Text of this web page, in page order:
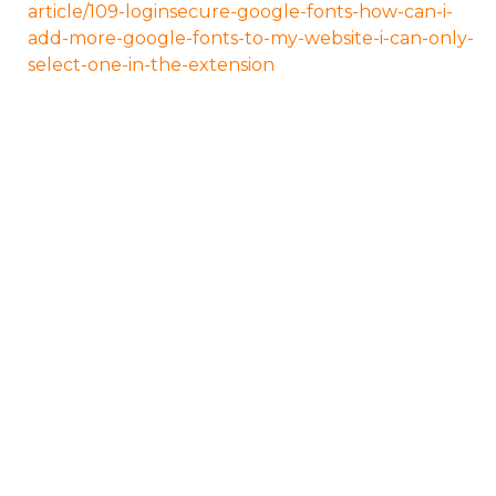
article/109-loginsecure-google-fonts-how-can-i-
add-more-google-fonts-to-my-website-i-can-only-
select-one-in-the-extension